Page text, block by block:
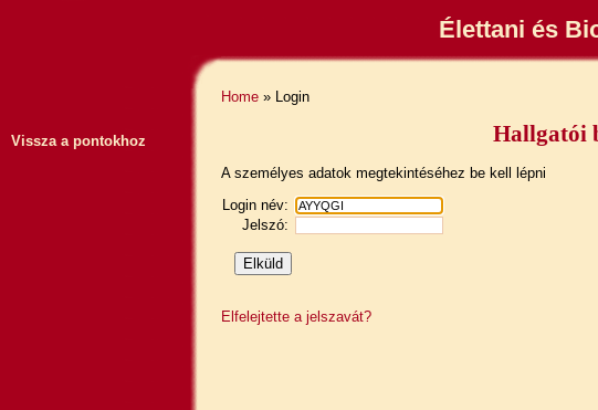
Élettani és
Vissza a pontokhoz
Home » Login
Hallgatói
A személyes adatok megtekintéséhez be kell lépni
Login név:
Jelszó:
Elfelejtette a jelszavát?